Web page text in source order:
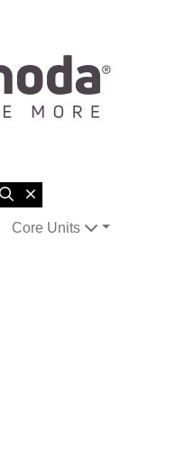
Core Units